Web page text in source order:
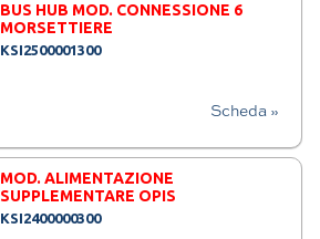
BUS HUB MOD. CONNESSIONE 6
MORSETTIERE
KSI2500001300
Scheda »
MOD. ALIMENTAZIONE
SUPPLEMENTARE OPIS
KSI2400000300